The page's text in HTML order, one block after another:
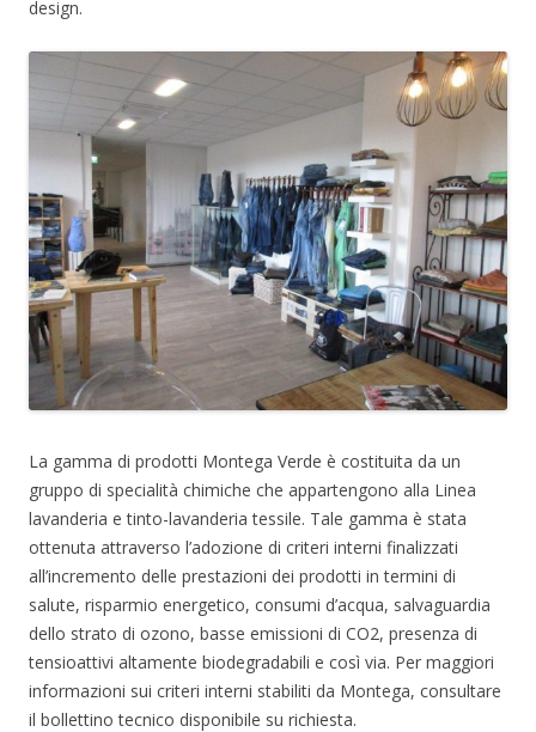
design.
La gamma di prodotti Montega Verde è costituita da un
gruppo di specialità chimiche che appartengono alla Linea
lavanderia e tinto-lavanderia tessile. Tale gamma è stata
ottenuta attraverso l’adozione di criteri interni finalizzati
all’incremento delle prestazioni dei prodotti in termini di
salute, risparmio energetico, consumi d’acqua, salvaguardia
dello strato di ozono, basse emissioni di CO2, presenza di
tensioattivi altamente biodegradabili e così via. Per maggiori
informazioni sui criteri interni stabiliti da Montega, consultare
il bollettino tecnico disponibile su richiesta.